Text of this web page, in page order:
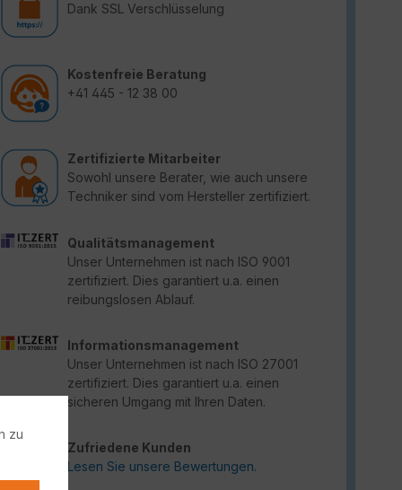
Dank SSL Verschlüsselung
Kostenfreie Beratung
+41 445 - 12 38 00
Zertifizierte Mitarbeiter
Sowohl unsere Berater, wie auch unsere
Techniker sind vom Hersteller zertifiziert.
Qualitätsmanagement
Unser Unternehmen ist nach ISO 9001
zertifiziert. Dies garantiert u.a. einen
reibungslosen Ablauf.
Informationsmanagement
Unser Unternehmen ist nach ISO 27001
zertifiziert. Dies garantiert u.a. einen
sicheren Umgang mit Ihren Daten.
Zufriedene Kunden
Lesen Sie unsere Bewertungen.
zu